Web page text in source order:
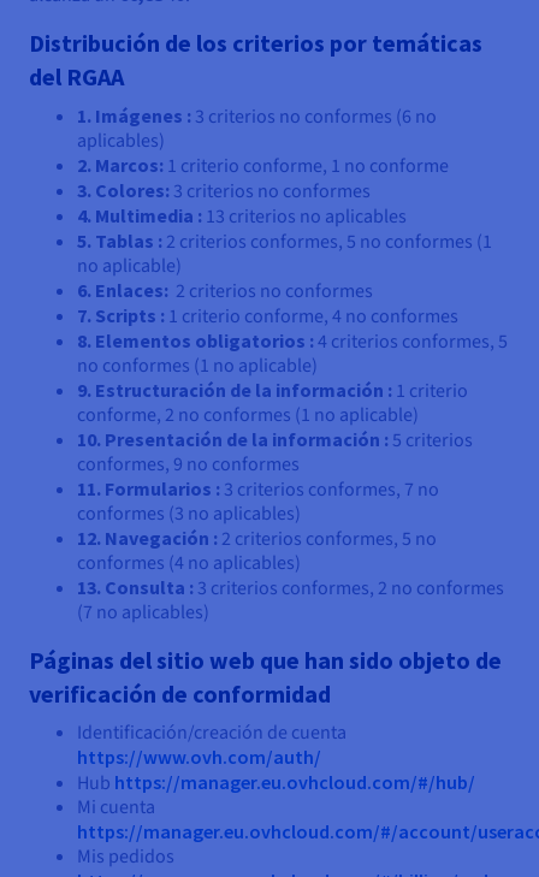
Distribución de los criterios por temáticas
del RGAA
1. Imágenes : 3 criterios no conformes (6 no
aplicables)
2. Marcos: 1 criterio conforme, 1 no conforme
3. Colores: 3 criterios no conformes
4. Multimedia : 13 criterios no aplicables
5. Tablas : 2 criterios conformes, 5 no conformes (1
no aplicable)
6. Enlaces: 2 criterios no conformes
7. Scripts : 1 criterio conforme, 4 no conformes
8. Elementos obligatorios : 4 criterios conformes, 5
no conformes (1 no aplicable)
9. Estructuración de la información : 1 criterio
conforme, 2 no conformes (1 no aplicable)
10. Presentación de la información : 5 criterios
conformes, 9 no conformes
11. Formularios : 3 criterios conformes, 7 no
conformes (3 no aplicables)
12. Navegación : 2 criterios conformes, 5 no
conformes (4 no aplicables)
13. Consulta : 3 criterios conformes, 2 no conformes
(7 no aplicables)
Páginas del sitio web que han sido objeto de
verificación de conformidad
Identificación/creación de cuenta
https://www.ovh.com/auth/
Hub https://manager.eu.ovhcloud.com/#/hub/
Mi cuenta
https://manager.eu.ovhcloud.com/#/account/
Mis pedidos